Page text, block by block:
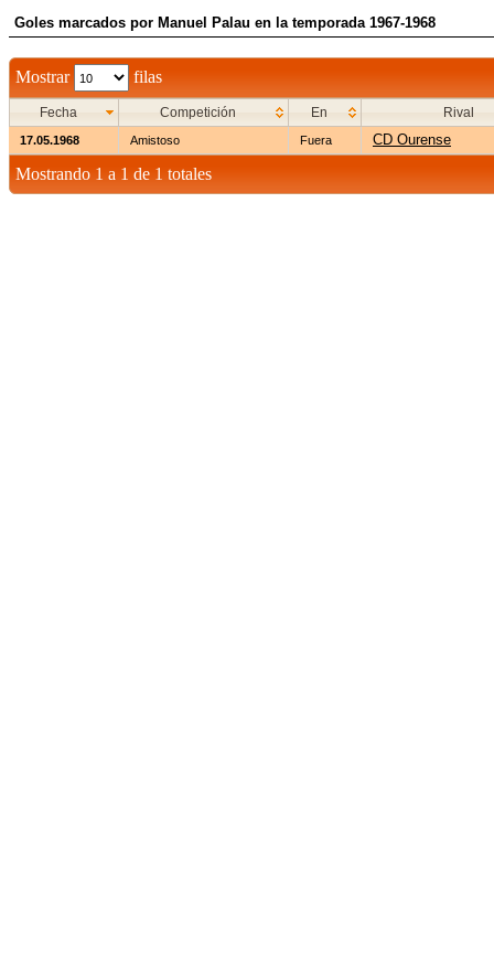
Goles marcados por Manuel Palau en la temporada 1967-1968
Mostrar filas
Fecha Competición En Rival
17.05.1968 Amistoso Fuera CD Ourense
Mostrando 1 a 1 de 1 totales